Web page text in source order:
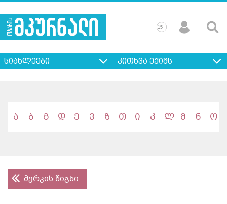
შესახებ ხშირად
კითხვები
15+
სიახლეები კითხვა ექიმს
ა ბ გ დ ე ვ ზ თ ი კ ლ მ ნ ო
მერკის წიგნი